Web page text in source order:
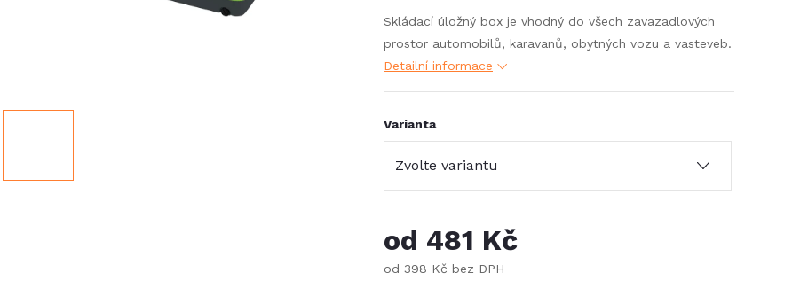
Skládací úložný box je vhodný do všech zavazadlových
prostor automobilů, karavanů, obytných vozu a vasteveb.
Detailní informace
Varianta
od 481 Kč
od 398 Kč bez DPH